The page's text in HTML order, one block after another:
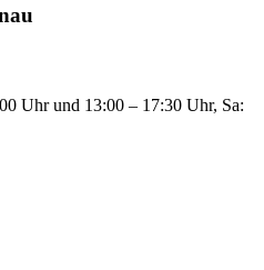
Uhr und 13:00 – 17:30 Uhr, Sa: